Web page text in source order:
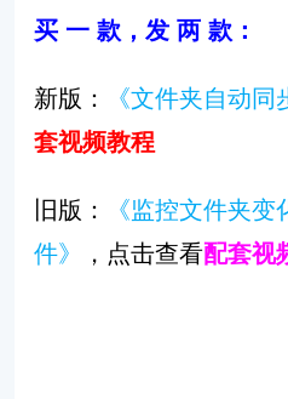
买 一 款，发 两 款：
新版： 《文件夹自动同
套视频教程
旧版：
《监控文件夹
件》
，点击查看配套视